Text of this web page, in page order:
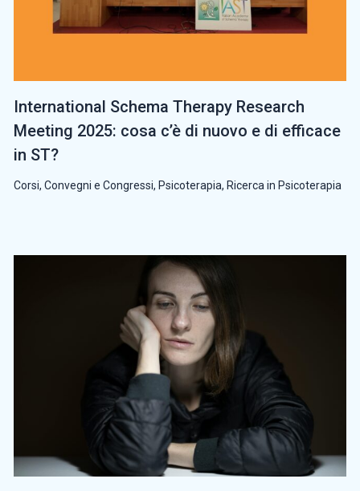
International Schema Therapy Research
Meeting 2025: cosa c’è di nuovo e di efficace
in ST?
Corsi, Convegni e Congressi, Psicoterapia, Ricerca in Psicoterapia